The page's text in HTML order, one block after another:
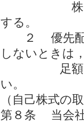
株につき
する。
２ 優先配当
しないときは
足額を優
い。
（自己株式の
第８条 当会社